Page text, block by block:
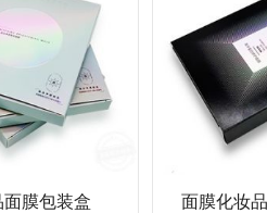
面膜包装盒
面膜化妆